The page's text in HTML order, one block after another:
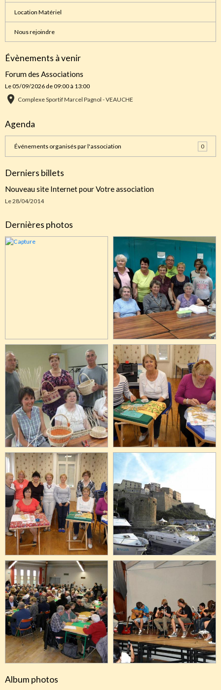
Location Matériel
Nous rejoindre
Évènements à venir
Forum des Associations
Le 05/09/2026de 09:00 à 13:00
Complexe Sportif Marcel Pagnol - VEAUCHE
Agenda
Événements organisés par l'association 0
Derniers billets
Nouveau site Internet pour Votre association
Le 28/04/2014
Dernières photos
Album photos